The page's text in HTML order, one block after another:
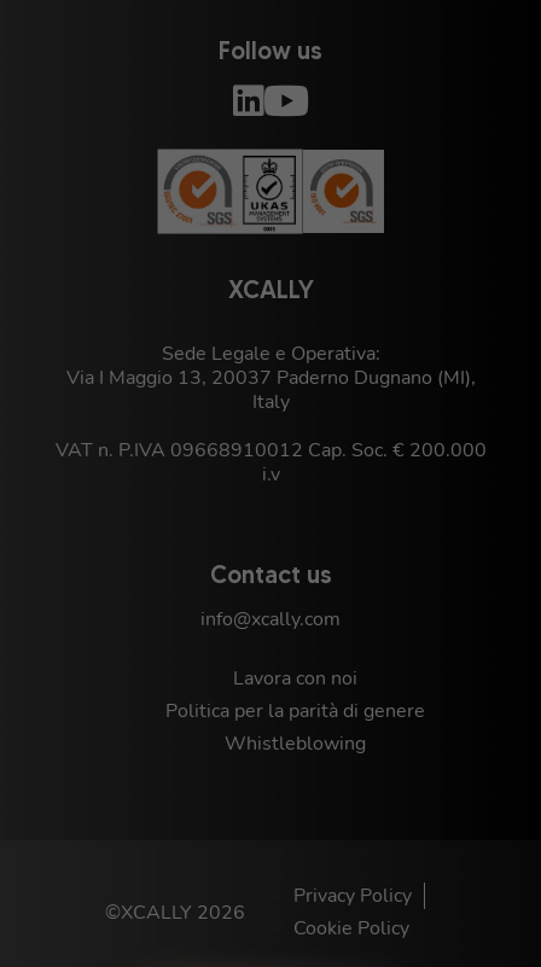
XCALLY
Sede Legale e Operativa:
Via I Maggio 13, 20037 Paderno Dugnano (MI),
Italy
VAT n. P.IVA 09668910012 Cap. Soc. € 200.000
i.v
Contact us
info@xcally.com
Lavora con noi
Politica per la parità di genere
Whistleblowing
Follow us
©XCALLY 2026
Privacy Policy
Cookie Policy